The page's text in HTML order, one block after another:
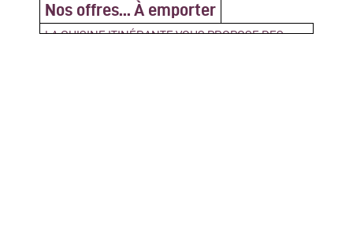
Nos offres... À emporter
LA CUISINE ITINÉRANTE VOUS PROPOSE DES